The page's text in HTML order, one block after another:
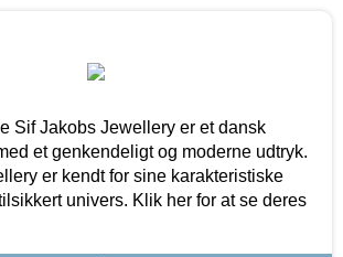
Sif Jakobs Jewellery er et dansk
et genkendeligt og moderne udtryk.
er kendt for sine karakteristiske
univers. Klik her for at se deres